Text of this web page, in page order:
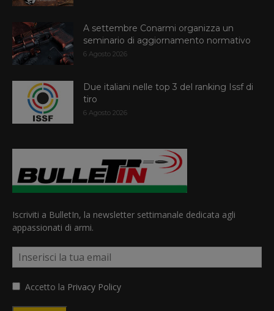
A settembre Conarmi organizza un
seminario di aggiornamento normativo
6 Agosto 2026
Due italiani nelle top 3 del ranking Issf di
tiro
6 Agosto 2026
Iscriviti a BulletIn, la newsletter settimanale dedicata agli
appassionati di armi.
Accetto la Privacy Policy